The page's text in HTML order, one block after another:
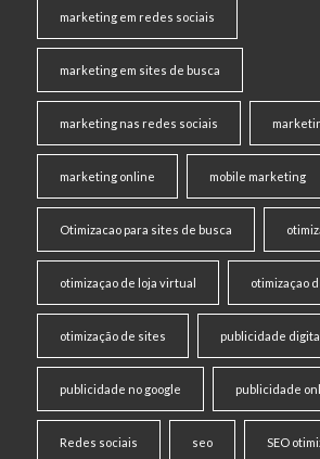
marketing em redes sociais
marketing em sites de busca
marketing nas redes sociais
marketing online mobile marketing
Otimizacao para sites de busca
otimizaçao de loja virtual otimizaçao
otimização de sites publicidade
publicidade no google publicidade
Redes sociais seo SEO